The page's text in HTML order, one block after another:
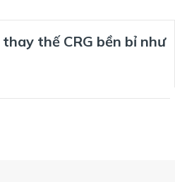
thế CRG bền bỉ như